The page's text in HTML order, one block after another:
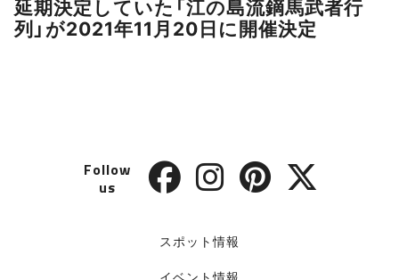
延期決定していた「江の島流鏑馬武者行
列」が2021年11月20日に開催決定
Follow
us
スポット情報